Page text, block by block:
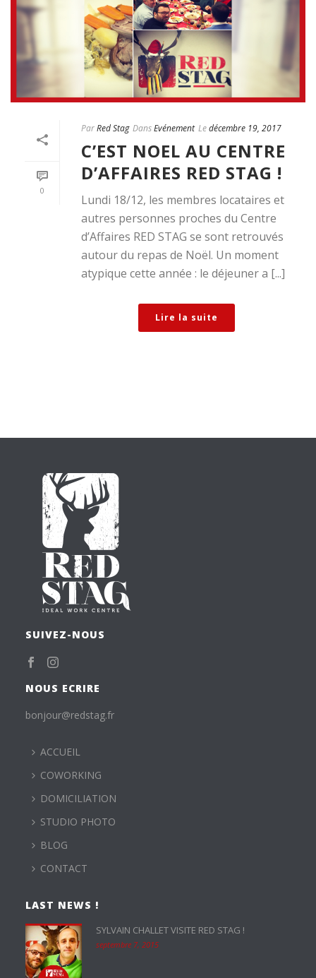
0
ParRed Stag DansEvénement Ledécembre 19, 2017
C’EST NOEL AU CENTRE
D’AFFAIRES RED STAG !
Lundi 18/12, les membres locataires et
autres personnes proches du Centre
d’Affaires RED STAG se sont retrouvés
autour du repas de Noël. Un moment
atypique cette année : le déjeuner a [...]
Lire la suite
SUIVEZ-NOUS
NOUS ECRIRE
bonjour@redstag.fr
ACCUEIL
COWORKING
DOMICILIATION
STUDIO PHOTO
BLOG
CONTACT
LAST NEWS !
SYLVAIN CHALLET VISITE RED STAG !
septembre 7, 2015